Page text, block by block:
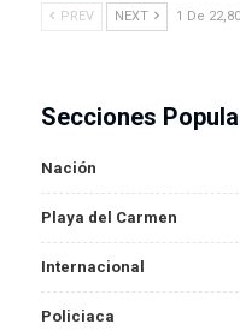
PREV NEXT 1 De
Secciones
Nación
Playa del Carmen
Internacional
Policiaca